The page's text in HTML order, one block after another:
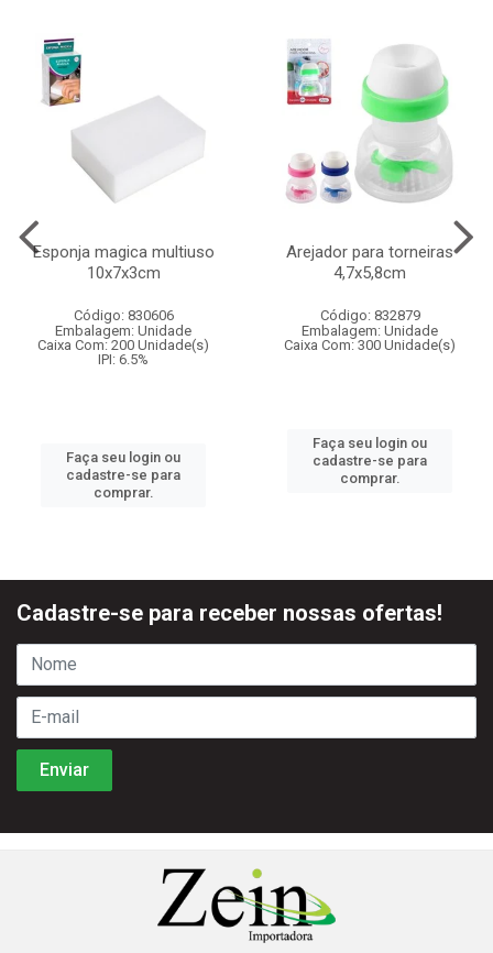
Esponja magica multiuso
10x7x3cm
Código: 830606
Embalagem: Unidade
Caixa Com: 200 Unidade(s)
IPI: 6.5%
Faça seu login ou
cadastre-se para
comprar.
Arejador para torneiras
4,7x5,8cm
Código: 832879
Embalagem: Unidade
Caixa Com: 300 Unidade(s)
Faça seu login ou
cadastre-se para
comprar.
Cadastre-se para receber nossas ofertas!